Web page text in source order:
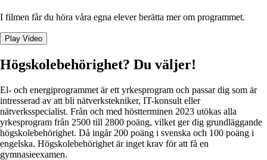
I filmen får du höra våra egna elever berätta mer om programmet.
Play Video
Högskole­behörighet? Du väljer!
El- och energiprogrammet är ett yrkesprogram och passar dig som är
intresserad av att bli nätverkstekniker, IT-konsult eller
nätverksspecialist. Från och med höstterminen 2023 utökas alla
yrkesprogram från 2500 till 2800 poäng, vilket ger dig grundläggande
högskolebehörighet. Då ingår 200 poäng i svenska och 100 poäng i
engelska. Högskolebehörighet är inget krav för att få en
gymnasieexamen.